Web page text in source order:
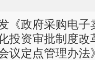
《政府采购电
投资审批制度改
议定点管理办法